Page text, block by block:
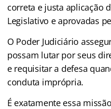
correta e justa aplicação
Legislativo e aprovadas
O Poder Judiciário
possam lutar por seus
e requisitar a defesa
conduta imprópria.
É exatamente essa